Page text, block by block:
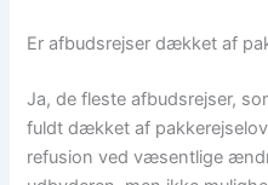
Er afbudsrejser dækket af
Ja, de fleste afbudsrejser,
fuldt dækket af
refusion ved væsentlige